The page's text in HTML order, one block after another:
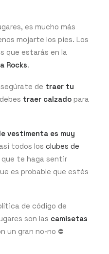
es mucho más
mojarte los pies. Los
que estarás en la
Rocks.
de traer tu
traer calzado para
vestimenta es muy
todos los clubes de
que te haga sentir
es probable que estés
de código de
son las camisetas
un gran no-no ⛔️